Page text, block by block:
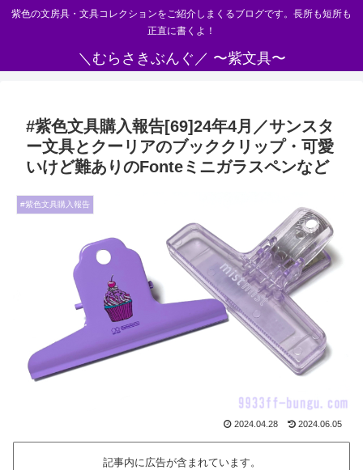
紫色の文房具・文具コレクションをご紹介しまくるブログです。長所も短所も
正直に書くよ！
＼むらさきぶんぐ／ 〜紫文具〜
#紫色文具購入報告[69]24年4月／サンスタ
ー文具とクーリアのブッククリップ・可愛
いけど難ありのFonteミニガラスペンなど
#紫色文具購入報告
2024.04.28 2024.06.05
記事内に広告が含まれています。